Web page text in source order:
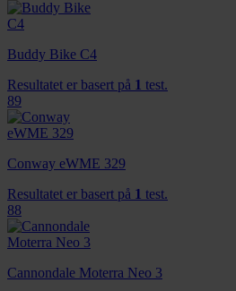
Buddy Bike C4
Resultatet er basert på 1 test.
89
Conway eWME 329
Resultatet er basert på 1 test.
88
Cannondale Moterra Neo 3